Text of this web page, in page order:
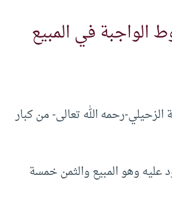
الواجبة في المبيع
الزحيلي-رحمه الله تعالى- من كبار
عليه وهو المبيع والثمن خمسة